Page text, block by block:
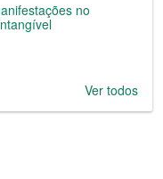
no
Ver todos